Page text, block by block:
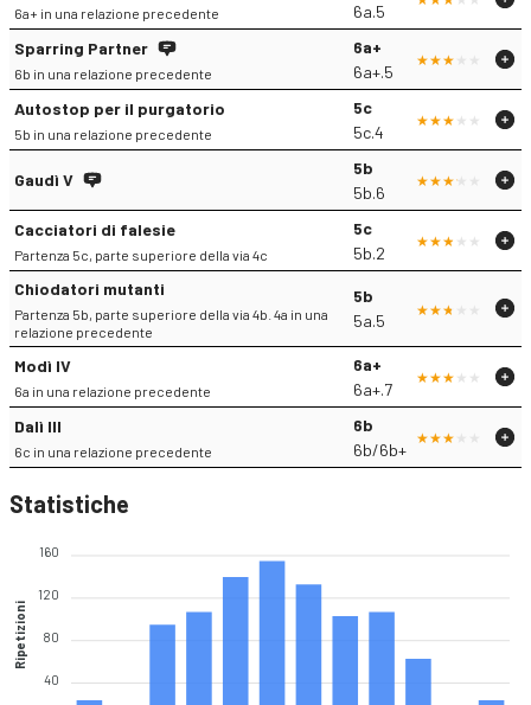
6a+ in una relazione precedente
6a.5
Sparring Partner
6b in una relazione precedente
6a+
6a+.5
Autostop per il purgatorio
5b in una relazione precedente
5c
5c.4
Gaudì V
5b
5b.6
Cacciatori di falesie
Partenza 5c, parte superiore della via 4c
5c
5b.2
Chiodatori mutanti
Partenza 5b, parte superiore della via 4b. 4a in una
relazione precedente
5b
5a.5
Modì IV
6a in una relazione precedente
6a+
6a+.7
Dalì III
6c in una relazione precedente
6b
6b/6b+
Statistiche
160
120
80
40
Ripetizioni